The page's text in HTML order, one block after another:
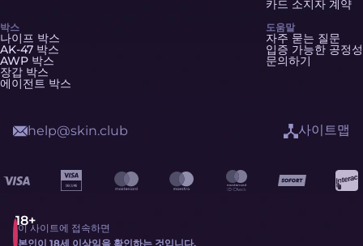
박스
나이프 박스
AK-47 박스
AWP 박스
장갑 박스
에이전트 박스
카드 소지자 계약
도움말
자주 묻는 질문
입증 가능한 공정성
문의하기
이 사이트에 접속하면
본인이 18세 이상임을 확인하는 것입니다.
help@skin.club 사이트맵